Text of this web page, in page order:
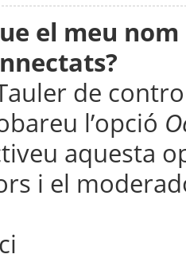
el meu
de
l’opció
aquesta
i el